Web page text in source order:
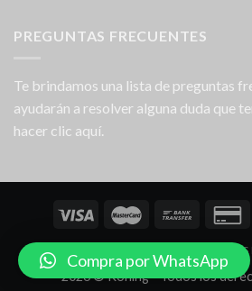
PREGUNTAS FRECUENTES
Te brindamos una lista de preguntas
ayudarán a resolver alguna duda que
hacer clic aquí.
NOSOTROS
2026 © Koning - Todos los
Compra por WhatsApp